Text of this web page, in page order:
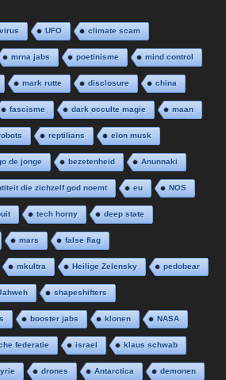
UFO climate scam
mrna jabs poetinisme mind control
mark rutte disclosure china
fascisme dark occulte magie maan
reptilians elon musk
de jonge bezetenheid Anunnaki
die zichzelf god noemt eu NOS
tech horny deep state
mars false flag
mkultra Heilige Zelensky pedobear
shapeshifters
booster jabs klonen NASA
federatie israel klaus schwab
drones Antarctica demonen